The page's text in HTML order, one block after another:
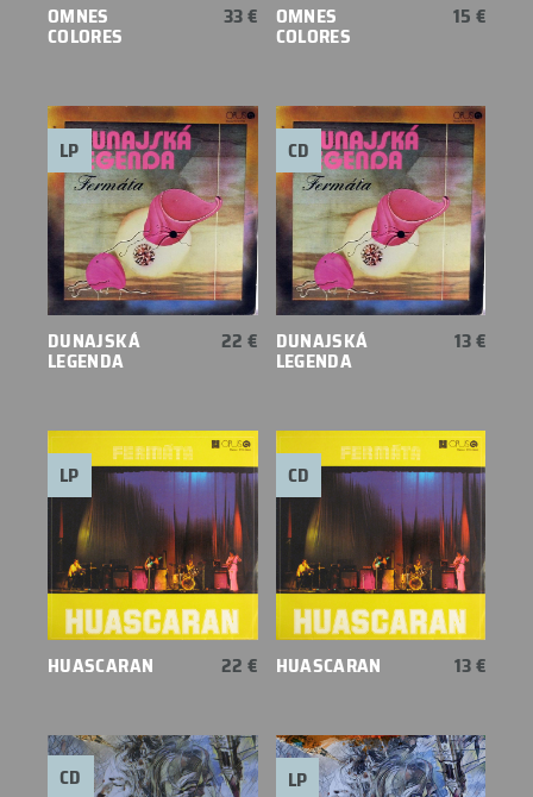
OMNES
COLORES
33 € OMNES
COLORES
15 €
LP
DUNAJSKÁ
LEGENDA
22 €
CD
DUNAJSKÁ
LEGENDA
13 €
LP
HUASCARAN 22 €
CD
HUASCARAN 13 €
CD LP